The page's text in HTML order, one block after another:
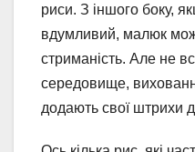
риси. З іншого боку,
вдумливий, малюк
стриманість. Але не
середовище,
додають свої штрихи